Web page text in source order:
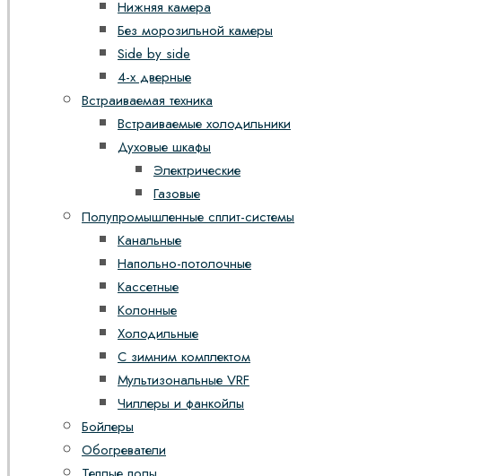
Нижняя камера
Без морозильной камеры
Side by side
4-х дверные
Встраиваемая техника
Встраиваемые холодильники
Духовые шкафы
Электрические
Газовые
Полупромышленные сплит-системы
Канальные
Напольно-потолочные
Кассетные
Колонные
Холодильные
С зимним комплектом
Мультизональные VRF
Чиллеры и фанкойлы
Бойлеры
Обогреватели